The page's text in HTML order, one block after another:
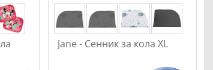
Jane - Сенник за кола XL